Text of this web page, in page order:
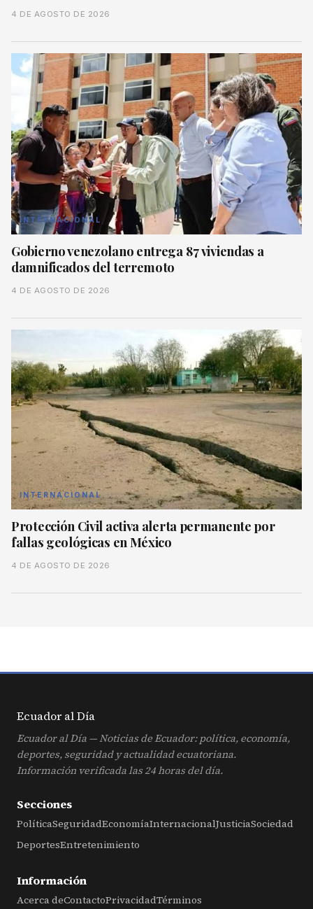
4 DE AGOSTO DE 2026
INTERNACIONAL
Gobierno venezolano entrega 87 viviendas a
damnificados del terremoto
4 DE AGOSTO DE 2026
INTERNACIONAL
Protección Civil activa alerta permanente por
fallas geológicas en México
4 DE AGOSTO DE 2026
Ecuador alDía
Ecuador al Día — Noticias de Ecuador: política, economía,
deportes, seguridad y actualidad ecuatoriana.
Información verificada las 24 horas del día.
Secciones
PolíticaSeguridadEconomíaInternacionalJusticiaSociedad
DeportesEntretenimiento
Información
Acerca deContactoPrivacidadTérminos